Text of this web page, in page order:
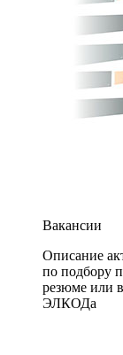
Вакансии
Описание
по подбору
резюме или
ЭЛКОДа